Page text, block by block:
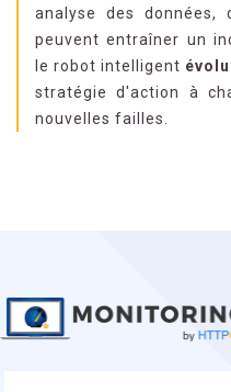
analyse des données,
peuvent entraîner un
le robot intelligent
stratégie d'action à
nouvelles failles.